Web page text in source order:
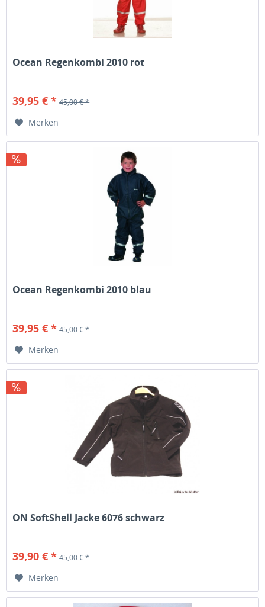
Ocean Regenkombi 2010 rot
39,95 € * 45,00 € *
Merken
Ocean Regenkombi 2010 blau
39,95 € * 45,00 € *
Merken
ON SoftShell Jacke 6076 schwarz
39,90 € * 45,00 € *
Merken